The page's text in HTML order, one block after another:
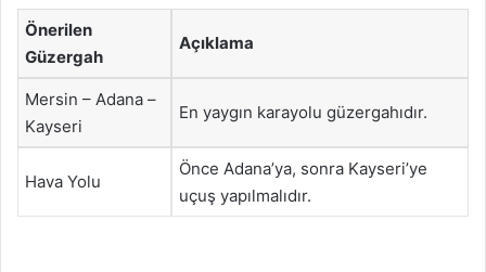
Önerilen
Güzergah
Açıklama
Mersin – Adana –
Kayseri
En yaygın karayolu güzergahıdır.
Hava Yolu
Önce Adana’ya, sonra Kayseri’ye
uçuş yapılmalıdır.